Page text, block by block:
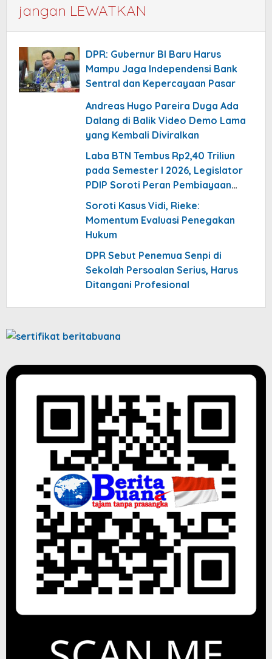
jangan LEWATKAN
DPR: Gubernur BI Baru Harus
Mampu Jaga Independensi Bank
Sentral dan Kepercayaan Pasar
Andreas Hugo Pareira Duga Ada
Dalang di Balik Video Demo Lama
yang Kembali Diviralkan
Laba BTN Tembus Rp2,40 Triliun
pada Semester I 2026, Legislator
PDIP Soroti Peran Pembiayaan
Rumah
Soroti Kasus Vidi, Rieke:
Momentum Evaluasi Penegakan
Hukum
DPR Sebut Penemua Senpi di
Sekolah Persoalan Serius, Harus
Ditangani Profesional